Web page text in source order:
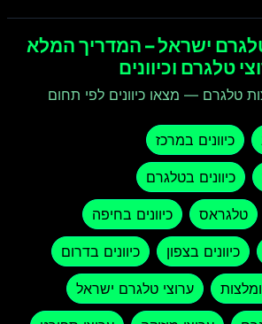
ישראל – המדריך המלא
טלגרם וכיוונים
טלגרם — מצאו כיוונים לפי תחום
כיוונים במרכז
כיוונים בטלגרם
טלגראס כיוונים בחיפה
כיוונים בצפון כיוונים בדרום
ערוצי טלגרם ישראל